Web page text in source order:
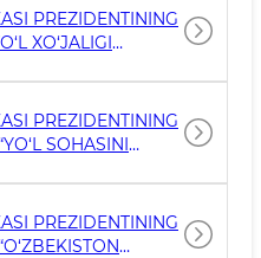
SEKTOR
TASHKIL
PREZIDENTINING
AYRIM
PREZIDENTINING
SOHASINI
CHORA-
QARORI 4545-SON
PREZIDENTINING